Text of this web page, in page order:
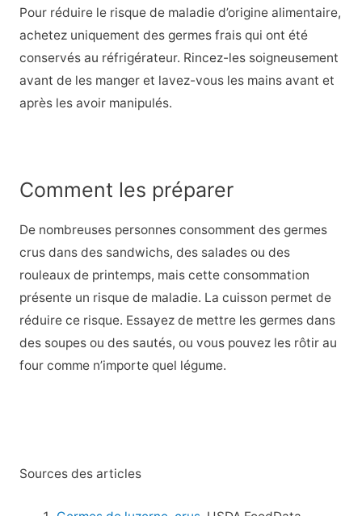
Pour réduire le risque de maladie d’origine alimentaire,
achetez uniquement des germes frais qui ont été
conservés au réfrigérateur. Rincez-les soigneusement
avant de les manger et lavez-vous les mains avant et
après les avoir manipulés.
Comment les préparer
De nombreuses personnes consomment des germes
crus dans des sandwichs, des salades ou des
rouleaux de printemps, mais cette consommation
présente un risque de maladie. La cuisson permet de
réduire ce risque. Essayez de mettre les germes dans
des soupes ou des sautés, ou vous pouvez les rôtir au
four comme n’importe quel légume.
Sources des articles